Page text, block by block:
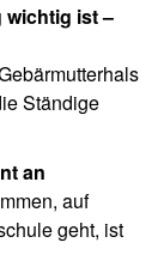
Ständige
an
auf
geht, ist